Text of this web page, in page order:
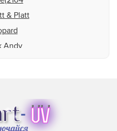
& Platt
Andy
Print